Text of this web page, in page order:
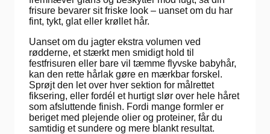
frisure bevarer sit friske look – uanset om du har
fint, tykt, glat eller krøllet hår.
Uanset om du jagter ekstra volumen ved
rødderne, et stærkt men smidigt hold til
festfrisuren eller bare vil tæmme flyvske babyhår,
kan den rette hårlak gøre en mærkbar forskel.
Sprøjt den let over hver sektion for målrettet
fiksering, eller fordél et hurtigt slør over hele håret
som afsluttende finish. Fordi mange formler er
beriget med plejende olier og proteiner, får du
samtidig et sundere og mere blankt resultat.